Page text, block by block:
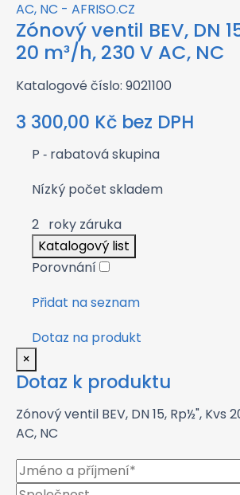
Zónový ventil BEV, DN
20 m³/h, 230 V AC, NC
Katalogové číslo: 9021100
3 300,00 Kč bez DPH
P ‑ rabatová skupina
Nízký počet skladem
2 roky záruka
Katalogový list
Porovnání
Přidat na seznam
Dotaz na produkt
×
Dotaz k produktu
Zónový ventil BEV, DN 15, Rp½", Kvs
AC, NC